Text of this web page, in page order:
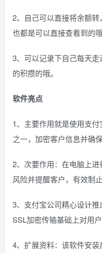
2、自己可以直接将余额
也都是可以直接查看到的哦
3、可以记录下自己每天
的积攒的哦。
软件亮点
1、主要作用就是使用支
之一，加密客户信息并确
2、次要作用：在电脑上
风险并提醒客户，有效制
3、支付宝公司精心设计
SSL加密传输基础上对用
4、扩展资料：该软件安